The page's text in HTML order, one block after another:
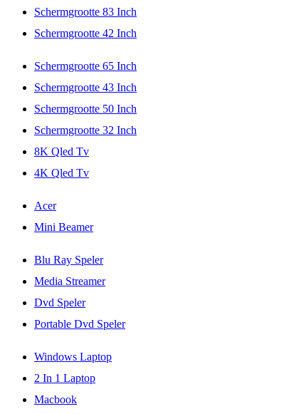
Schermgrootte 83 Inch
Schermgrootte 42 Inch
Schermgrootte 65 Inch
Schermgrootte 43 Inch
Schermgrootte 50 Inch
Schermgrootte 32 Inch
8K Qled Tv
4K Qled Tv
Acer
Mini Beamer
Blu Ray Speler
Media Streamer
Dvd Speler
Portable Dvd Speler
Windows Laptop
2 In 1 Laptop
Macbook